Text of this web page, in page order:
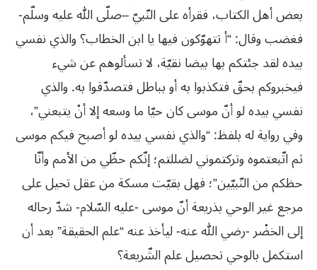
بعض أهل الكتاب، فقرأه على النّبيّ –صلّى الله عليه وسلّم-
فغضب وقال: “أ تتهوّكون فيها يا ابن الخطاب؟ والذي نفسي
بيده لقد جئتكم بها بيضا نقيّة، لا تسألوهم عن شيء
فيخبروكم بحقّ فتكذبوا به أو بباطل فتصدّقوا به. والذي
نفسي بيده لو أنّ موسى كان حيّا ما وسعه إلا أنْ يتبعني”،
وفي رواية له بلفظ: “والذي نفسي بيده لو أصبح فيكم موسى
ثم اتّبعتموه وتركتموني لضللتم؛ إنّكم حظّي من الأمم وأنّا
حظكم من النّبيّين”؛ فهل بقيّت مسكة من عقل تحيل على
مرجع غير الوحي بذريعة أنّ موسى -عليه السّلام- شدّ رحاله
إلى الخضْر -رضي الله عنه- ليأخذ عنه “علم الحقيقة” بعد أن
استكمل بالوحي تحصيل علم الشّريعة؟